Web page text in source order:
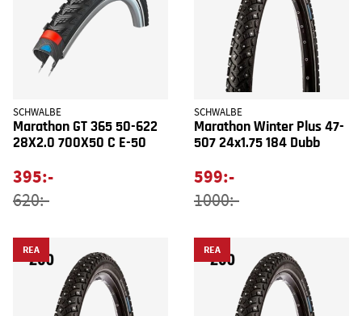
SCHWALBE
Marathon GT 365 50-622
28X2.0 700X50 C E-50
395:-
620:-
SCHWALBE
Marathon Winter Plus 47-
507 24x1.75 184 Dubb
599:-
1000:-
REA REA